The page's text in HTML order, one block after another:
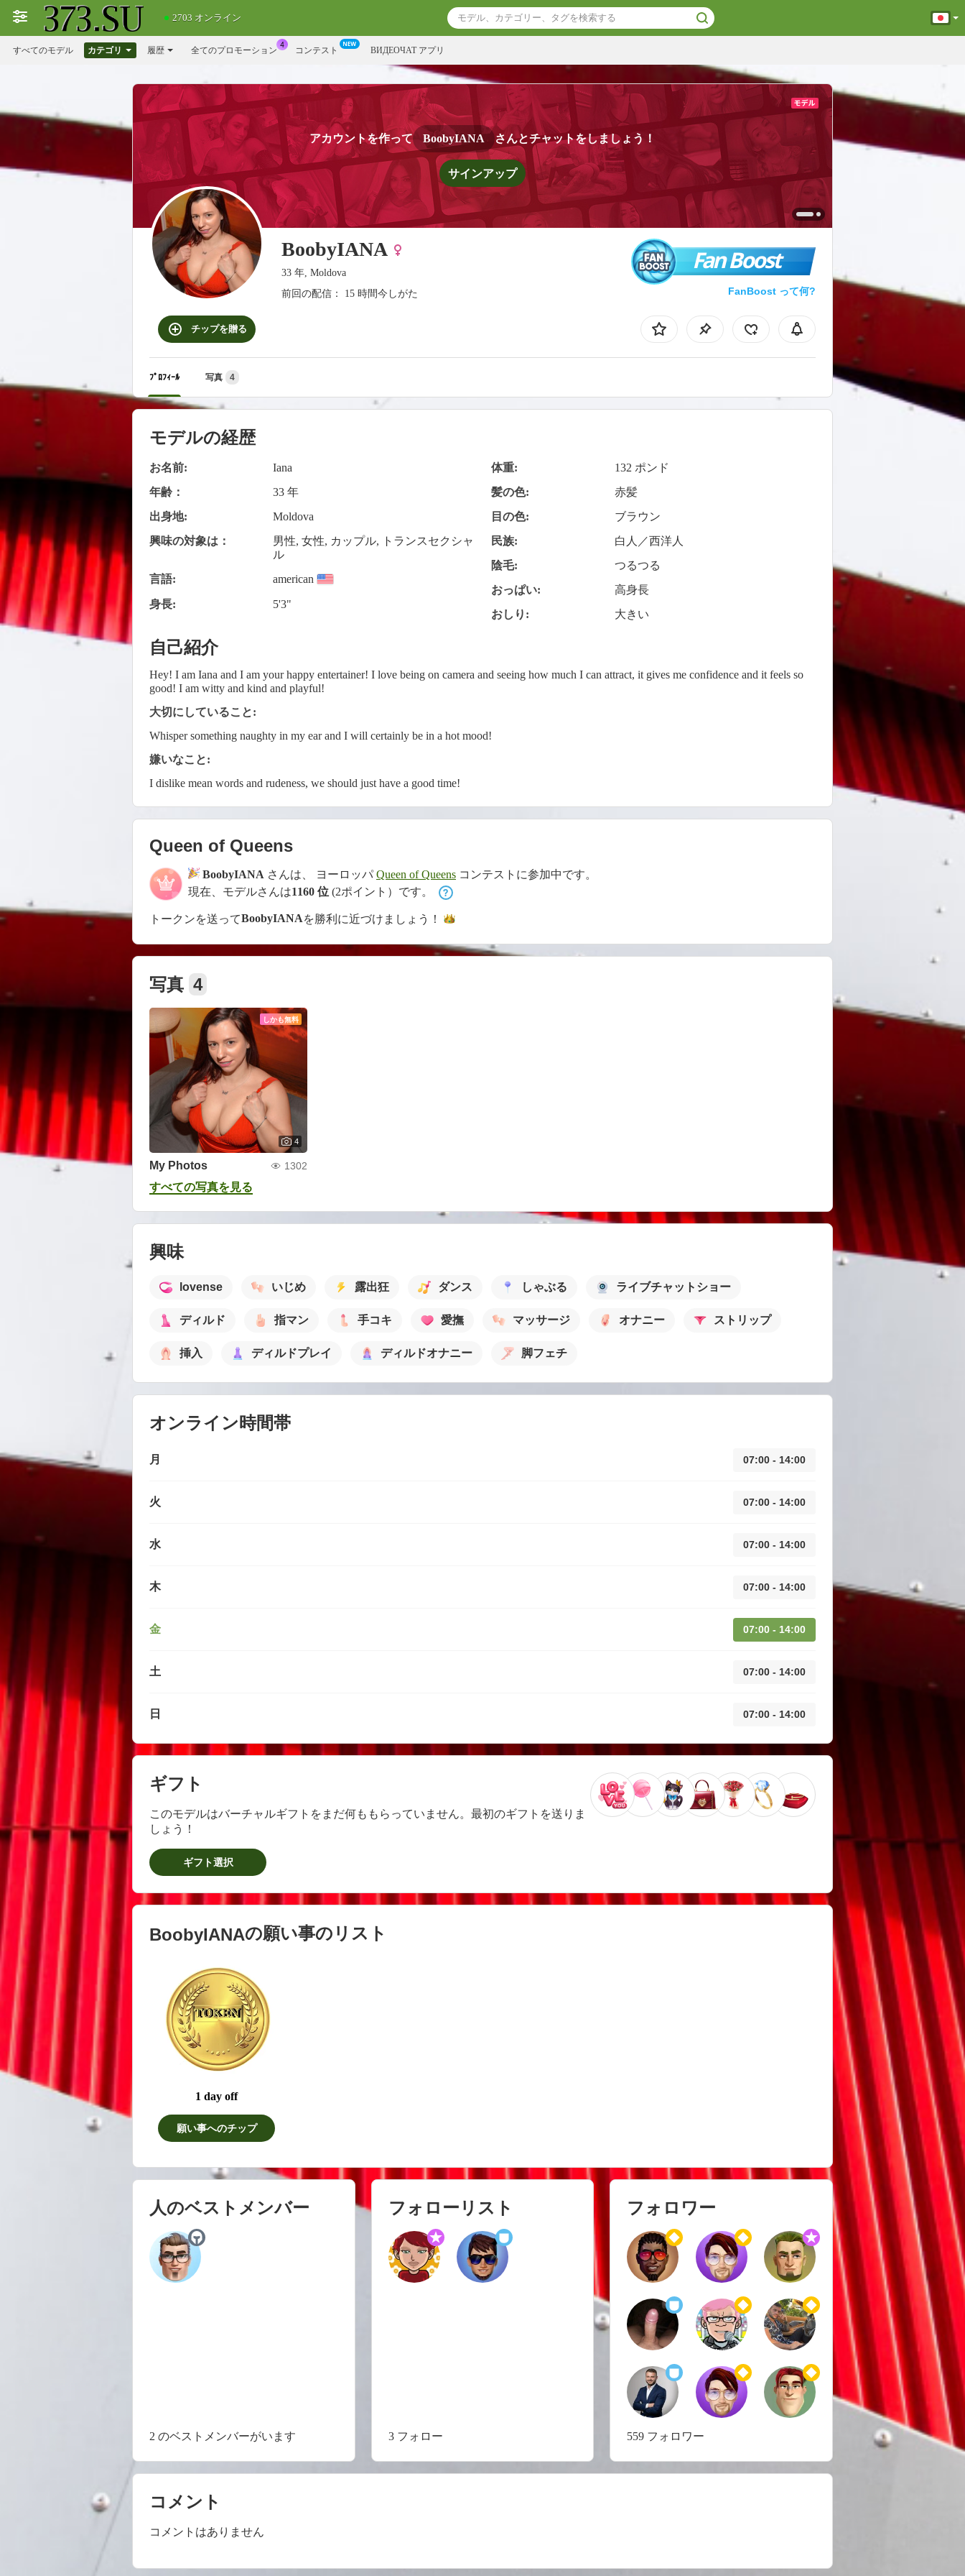
2703 オンライン
すべてのモデル カテゴリ 履歴 全てのプロモーション コンテスト ВИДЕОЧАТ アプリ
アカウントを作って BoobyIANA さんとチャットをしましょう！
サインアップ
BoobyIANA
33 年, Moldova
前回の配信： 15 時間今しがた
Fan Boost
FanBoost って何?
チップを贈る
ﾌﾟﾛﾌｨｰﾙ 写真 4
モデルの経歴
お名前:
Iana
年齢：
33 年
出身地:
Moldova
興味の対象は：
男性, 女性, カップル, トランスセクシャ
ル
言語:
american
身長: 5'3"
体重:
132 ポンド
髪の色:
赤髪
目の色:
ブラウン
民族:
白人／西洋人
陰毛:
つるつる
おっぱい:
高身長
おしり:
大きい
自己紹介
Hey! I am Iana and I am your happy entertainer! I love being on camera and seeing how much I can attract, it gives me confidence and it feels so
good! I am witty and kind and playful!
大切にしていること:
Whisper something naughty in my ear and I will certainly be in a hot mood!
嫌いなこと:
I dislike mean words and rudeness, we should just have a good time!
Queen of Queens
BoobyIANA さんは、 ヨーロッパ Queen of Queens コンテストに参加中です。
現在、モデルさんは1160 位 (2ポイント）です。
トークンを送ってBoobyIANAを勝利に近づけま しょう！
写真 4
しかも無料
4
My Photos 1302
すべての写真を見る
興味
lovense いじめ 露出狂 ダンス しゃぶる ライブチャットショー
ディルド 指マン 手コキ 愛撫 マッサージ オナニー ストリップ
挿入 ディルドプレイ ディルドオナニー 脚フェチ
オンライン時間帯
月 07:00 - 14:00
火 07:00 - 14:00
水 07:00 - 14:00
木 07:00 - 14:00
金 07:00 - 14:00
土 07:00 - 14:00
日 07:00 - 14:00
ギフト
このモデルはバーチャルギフトをまだ何ももらっていません。最初のギフトを送りま
しょう！
ギフト選択
BoobyIANAの願い事のリスト
1 day off
願い事へのチップ
人のベストメンバー
2 のベストメンバーがいます
フォローリスト
3 フォロー
フォロワー
559 フォロワー
コメント
コメントはありません